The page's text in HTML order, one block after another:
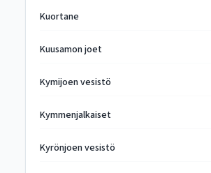
Kuortane
Kuusamon joet
Kymijoen vesistö
Kymmenjalkaiset
Kyrönjoen vesistö